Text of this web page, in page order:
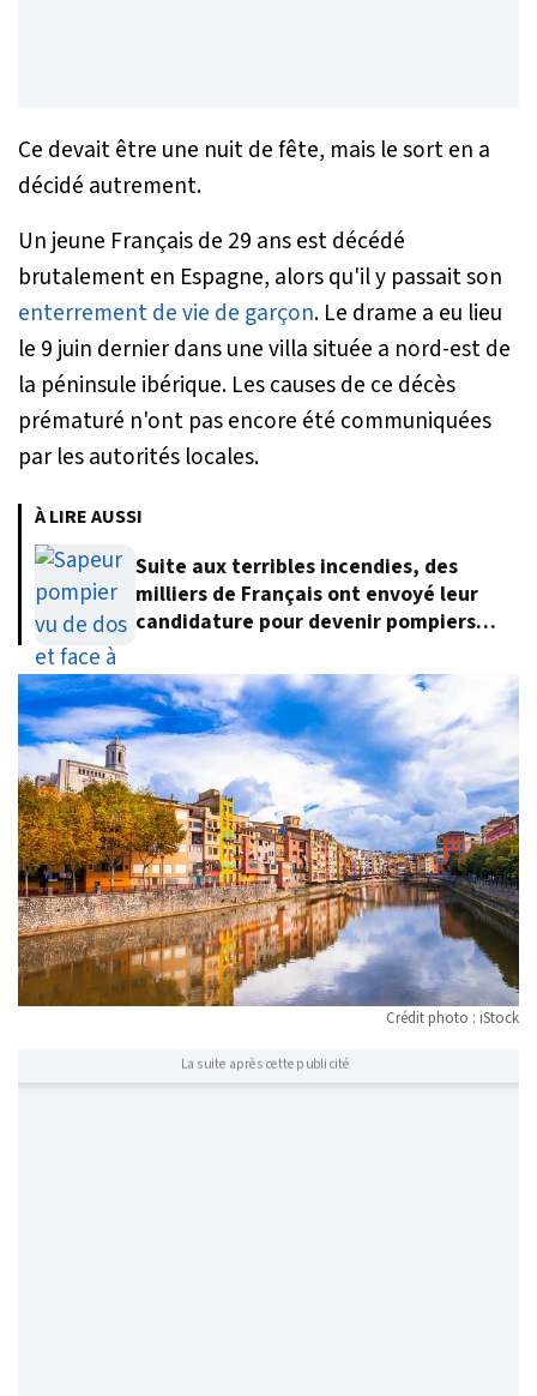
Ce devait être une nuit de fête, mais le sort en a
décidé autrement.
Un jeune Français de 29 ans est décédé
brutalement en Espagne, alors qu'il y passait son
enterrement de vie de garçon. Le drame a eu lieu
le 9 juin dernier dans une villa située a nord-est de
la péninsule ibérique. Les causes de ce décès
prématuré n'ont pas encore été communiquées
par les autorités locales.
À LIRE AUSSI
Suite aux terribles incendies, des
milliers de Français ont envoyé leur
candidature pour devenir pompiers
Crédit photo : iStock
La suite après cette publicité